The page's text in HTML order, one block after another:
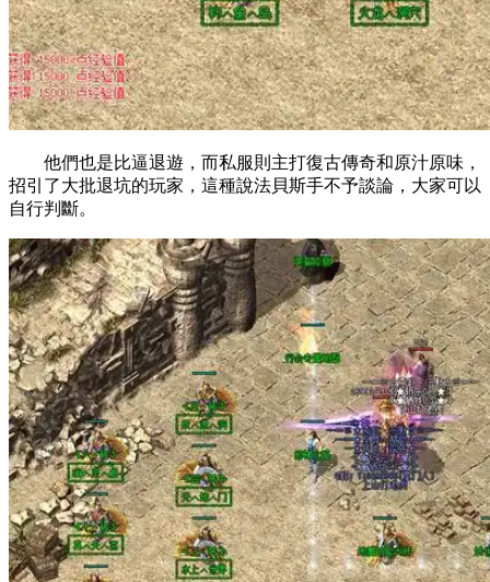
他們也是比逼退遊，而私服則主打復古傳奇和原汁原味，
招引了大批退坑的玩家，這種說法貝斯手不予談論，大家可以
自行判斷。